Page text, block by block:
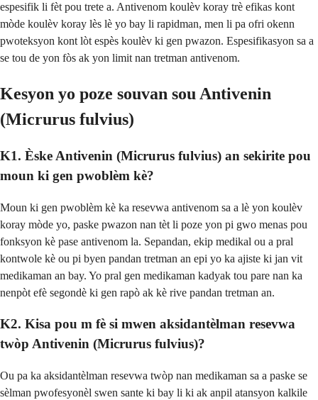
espesifik li fèt pou trete a. Antivenom koulèv koray trè efikas kont
mòde koulèv koray lès lè yo bay li rapidman, men li pa ofri okenn
pwoteksyon kont lòt espès koulèv ki gen pwazon. Espesifikasyon sa a
se tou de yon fòs ak yon limit nan tretman antivenom.
Kesyon yo poze souvan sou Antivenin
(Micrurus fulvius)
K1. Èske Antivenin (Micrurus fulvius) an sekirite pou
moun ki gen pwoblèm kè?
Moun ki gen pwoblèm kè ka resevwa antivenom sa a lè yon koulèv
koray mòde yo, paske pwazon nan tèt li poze yon pi gwo menas pou
fonksyon kè pase antivenom la. Sepandan, ekip medikal ou a pral
kontwole kè ou pi byen pandan tretman an epi yo ka ajiste ki jan vit
medikaman an bay. Yo pral gen medikaman kadyak tou pare nan ka
nenpòt efè segondè ki gen rapò ak kè rive pandan tretman an.
K2. Kisa pou m fè si mwen aksidantèlman resevwa
twòp Antivenin (Micrurus fulvius)?
Ou pa ka aksidantèlman resevwa twòp nan medikaman sa a paske se
sèlman pwofesyonèl swen sante ki bay li ki ak anpil atansyon kalkile